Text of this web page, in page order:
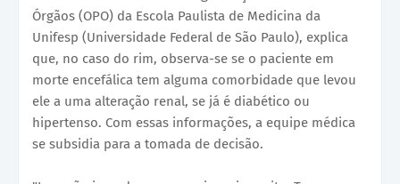
Órgãos (OPO) da Escola Paulista de Medicina da
Unifesp (Universidade Federal de São Paulo), explica
que, no caso do rim, observa-se se o paciente em
morte encefálica tem alguma comorbidade que levou
ele a uma alteração renal, se já é diabético ou
hipertenso. Com essas informações, a equipe médica
se subsidia para a tomada de decisão.